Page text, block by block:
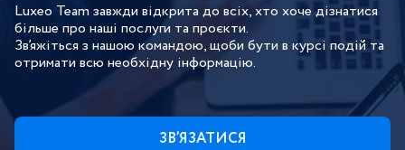
Luxeo Team завжди відкрита до всіх, хто хоче дізнатися
більше про наші послуги та проєкти.
Зв’яжіться з нашою командою, щоби бути в курсі подій та
отримати всю необхідну інформацію.
ЗВ’ЯЗАТИСЯ